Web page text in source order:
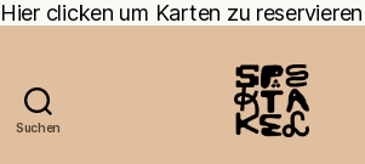
Hier clicken um Karten zu reservieren
Suchen